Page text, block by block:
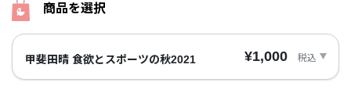
商品を選択
甲斐田晴 食欲とスポーツの秋2021 ¥1,000 税込